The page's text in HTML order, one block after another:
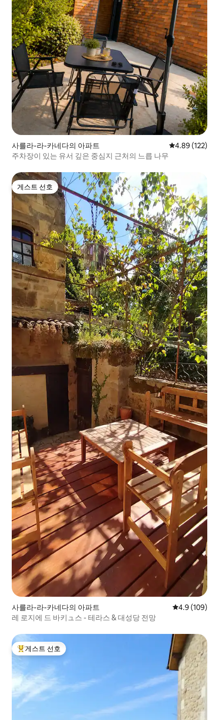
사를라-라-카네다의 아파트 평점 4.89점(5
4.89 (122)
주차장이 있는 유서 깊은 중심지 근처의 느릅 나무
게스트 선호
게스트 선호
사를라-라-카네다의 아파트 평점 4.9점(5
4.9 (109)
레 로지에 드 바키ュ스 - 테라스 & 대성당 전망
상위 게스트 선호
게스트 선호